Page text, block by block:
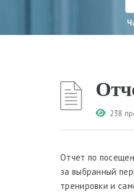
238
Отчет по
за выбранный
тренировки и